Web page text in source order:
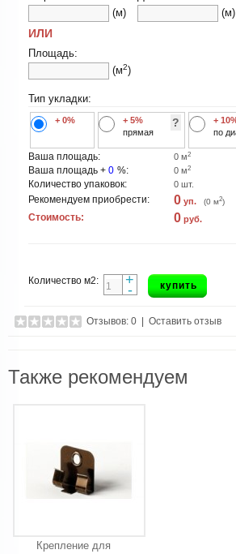
(м)
(м)
ИЛИ
Площадь:
(м2)
Тип укладки:
+ 0%
+ 5%
прямая
?
+
по
Ваша площадь: 0 м2
Ваша площадь + 0 %: 0 м2
Количество упаковок: 0 шт.
Рекомендуем приобрести: 0 уп. (0 м2)
Стоимость: 0 руб.
Количество м2: +
- купить
Отзывов: 0 Оставить отзыв
Также рекомендуем
Крепление для